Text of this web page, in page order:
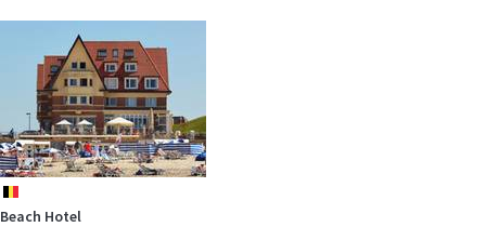
In der Nähe unseres Ferien am Meer-Partners, dem allseits
bekannten…mehr
be
Beach Hotel